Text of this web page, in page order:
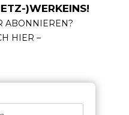
)WERKEINS!
ABONNIEREN?
HIER –